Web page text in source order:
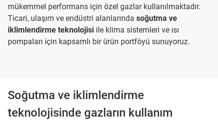
mükemmel performans için özel gazlar kullanılmaktadır.
Ticari, ulaşım ve endüstri alanlarında soğutma ve
iklimlendirme teknolojisi ile klima sistemleri ve ısı
pompaları için kapsamlı bir ürün portföyü sunuyoruz.
Soğutma ve iklimlendirme
teknolojisinde gazların kullanım